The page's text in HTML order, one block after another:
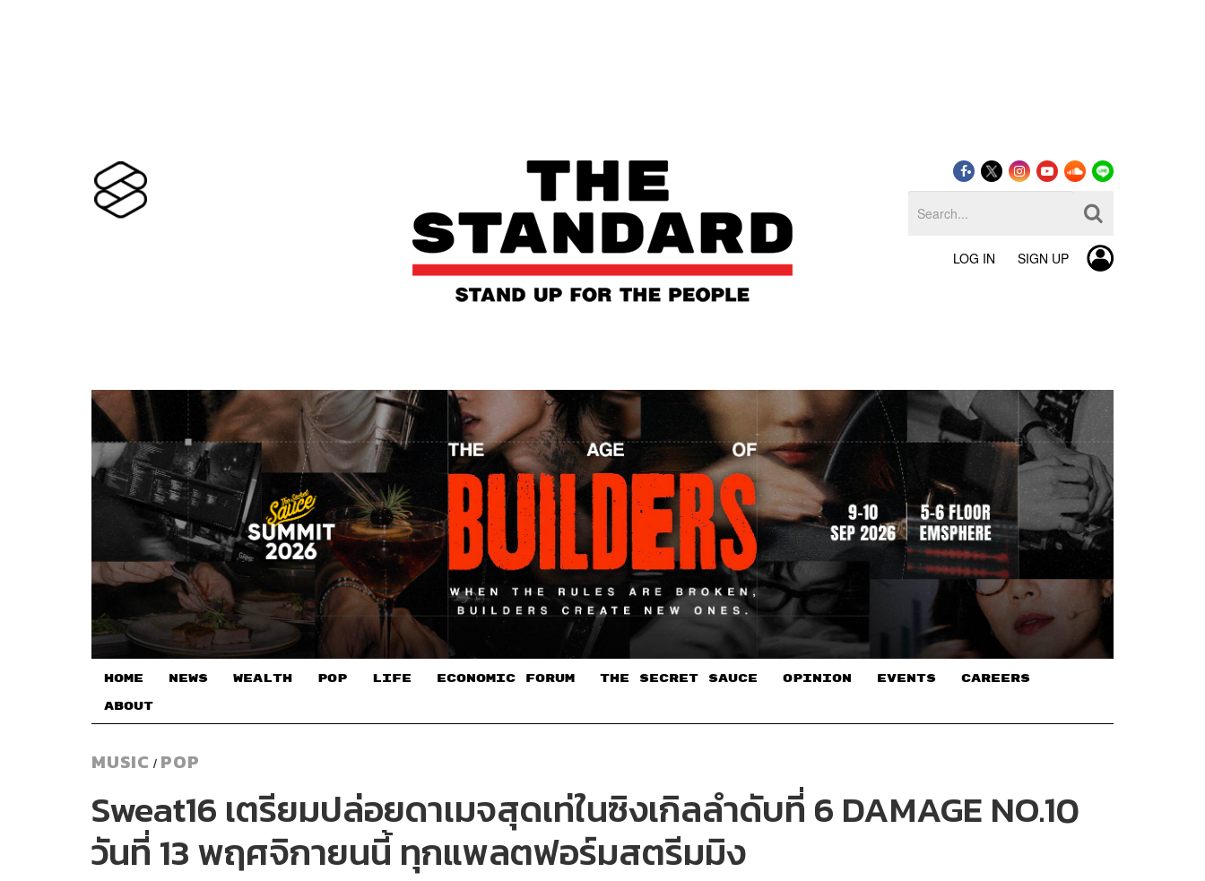
LOG IN SIGN UP
HOME NEWS WEALTH POP LIFE ECONOMIC FORUM THE SECRET SAUCE​ OPINION EVENTS CAREERS
ABOUT
MUSIC / POP
Sweat16 เตรียมปล่อยดาเมจสุดเท่ในซิงเกิลลำดับที่ 6 DAMAGE NO.10
วันที่ 13 พฤศจิกายนนี้ ทุกแพลตฟอร์มสตรีมมิง